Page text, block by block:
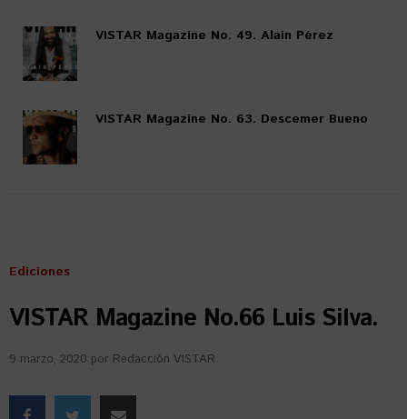
VISTAR Magazine No. 49. Alain Pérez
VISTAR Magazine No. 63. Descemer Bueno
Ediciones
VISTAR Magazine No.66 Luis Silva.
9 marzo, 2020 por Redacción VISTAR